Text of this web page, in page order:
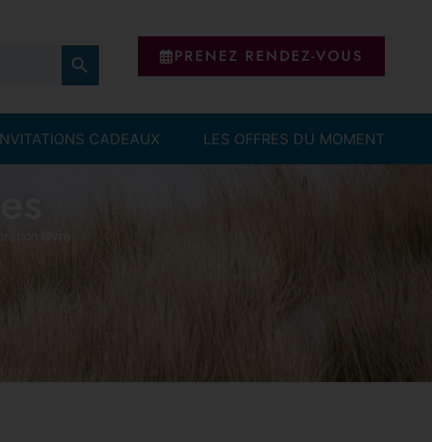
PRENEZ RENDEZ-VOUS
CADEAUX LES OFFRES DU MOMENT
lèvre